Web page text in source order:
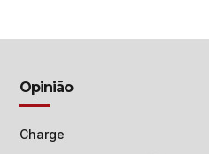
Opinião
Charge